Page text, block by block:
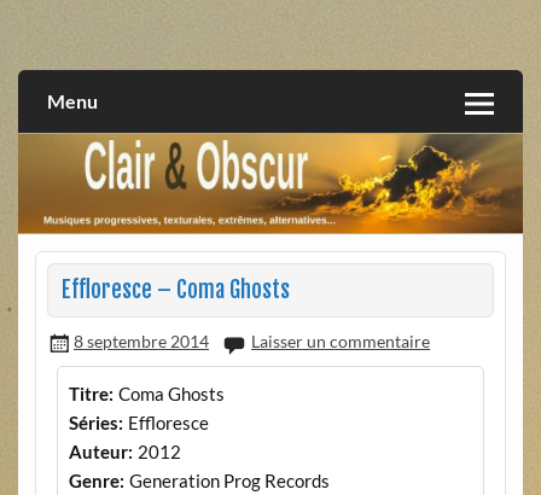
extrêmes, alternatives, texturales
Menu
Effloresce – Coma Ghosts
8 septembre 2014 Laisser un commentaire
Titre: Coma Ghosts
Séries: Effloresce
Auteur: 2012
Genre: Generation Prog Records